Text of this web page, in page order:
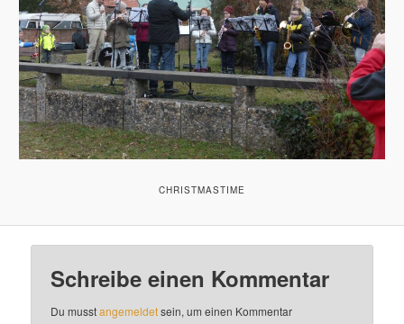
CHRISTMASTIME
Schreibe einen Kommentar
Du musstangemeldetsein, um einen Kommentar